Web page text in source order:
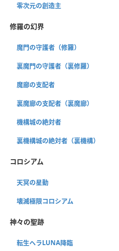
零次元の創造主
修羅の幻界
魔門の守護者（修羅）
裏魔門の守護者（裏修羅）
魔廊の支配者
裏魔廊の支配者（裏魔廊）
機構城の絶対者
裏機構城の絶対者（裏機構）
コロシアム
天冥の星動
壊滅極限コロシアム
神々の聖跡
転生ヘラLUNA降臨